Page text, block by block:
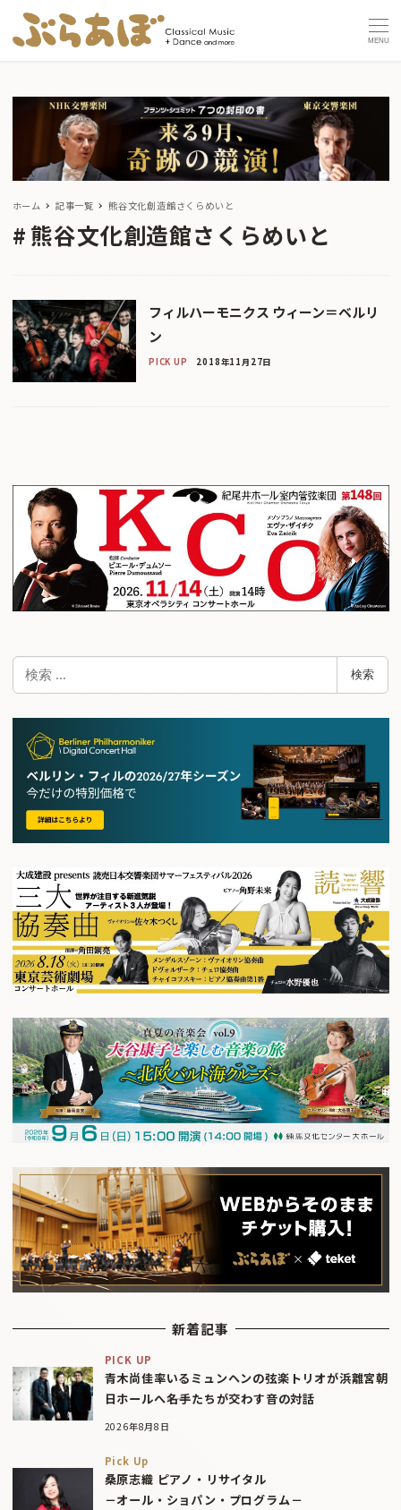
MENU
ホーム 記事一覧 熊谷文化創造館さくらめいと
熊谷文化創造館さくらめいと
フィルハーモニクス ウィーン＝ベルリ
ン
PICK UP 2018年11月27日
検
検索
新着記事
PICK UP
青木尚佳率いるミュンヘンの弦楽トリオが浜離宮朝
日ホールへ――名手たちが交わす音の対話
2026年8月8日
Pick Up
桑原志織 ピアノ・リサイタル
－オール・ショパン・プログラム－